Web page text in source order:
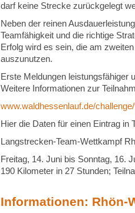
darf keine Strecke zurückgelegt
Neben der reinen
Teamfähigkeit und die richtige
Erfolg wird es sein, die am
auszunutzen.
Erste Meldungen leistungsfähiger
Weitere Informationen zur
www.waldhessenlauf.de/
Hier die Daten für einen Eintrag in
Langstrecken-Team-Wettkampf
Freitag, 14. Juni bis Sonntag, 16.
190 Kilometer in 27 Stunden;
Informationen: Rhön-